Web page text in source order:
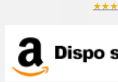
★★★